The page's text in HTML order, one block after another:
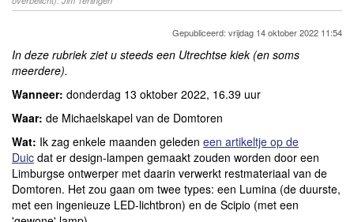
Gepubliceerd: vrijdag 14 oktober 2022 11:54
In deze rubriek ziet u steeds een Utrechtse kiek (en soms
meerdere).
Wanneer: donderdag 13 oktober 2022, 16.39 uur
Waar: de Michaelskapel van de Domtoren
Wat: Ik zag enkele maanden geleden een artikeltje op de
Duic dat er design-lampen gemaakt zouden worden door een
Limburgse ontwerper met daarin verwerkt restmateriaal van de
Domtoren. Het zou gaan om twee types: een Lumina (de duurste,
met een ingenieuze LED-lichtbron) en de Scipio (met een